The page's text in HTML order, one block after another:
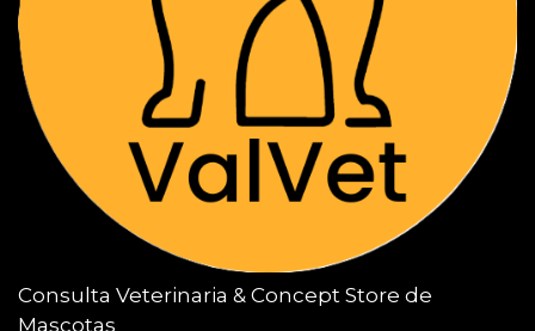
Consulta Veterinaria & Concept Store de
Mascotas